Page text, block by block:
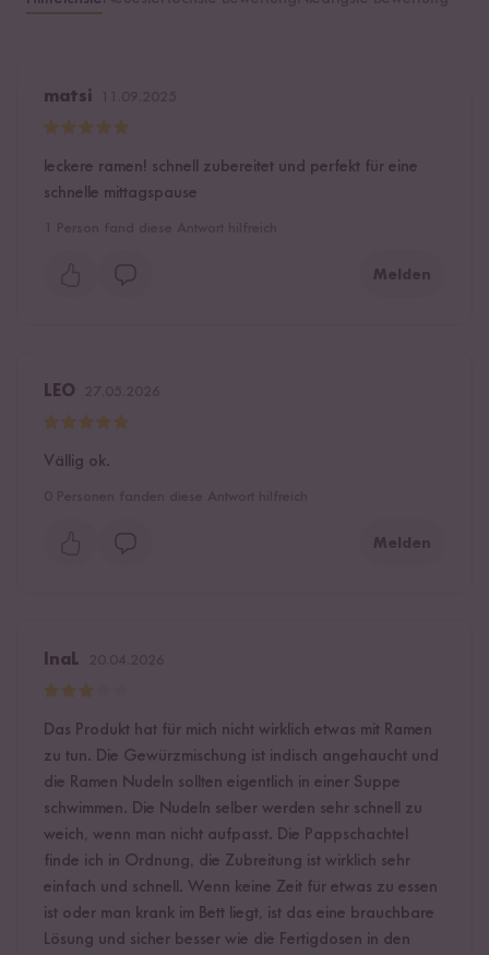
matsi
leckere ramen! schnell zubereitet und perfekt für eine
schnelle mittagspause
Melden
LEO
Vällig ok.
Melden
InaL
Das Produkt hat für mich nicht wirklich etwas mit Ramen
zu tun. Die Gewürzmischung ist indisch angehaucht und
die Ramen Nudeln sollten eigentlich in einer Suppe
schwimmen. Die Nudeln selber werden sehr schnell zu
weich, wenn man nicht aufpasst. Die Pappschachtel
finde ich in Ordnung, die Zubreitung ist wirklich sehr
einfach und schnell. Wenn keine Zeit für etwas zu essen
ist oder man krank im Bett liegt, ist das eine brauchbare
Lösung und sicher besser wie die Fertigdosen in den